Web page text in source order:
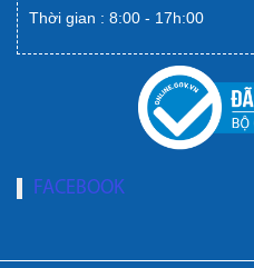
Thời gian : 8:00 - 17h:00
FACEBOOK